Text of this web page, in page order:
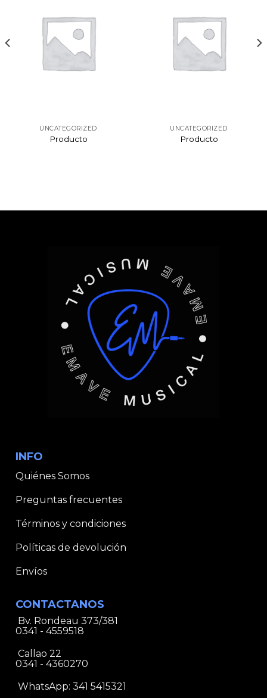
UNCATEGORIZED
Producto
UNCATEGORIZED
Producto
INFO
Quiénes Somos
Preguntas frecuentes
Términos y condiciones
Políticas de devolución
Envíos
CONTACTANOS
Bv. Rondeau 373/381
0341 - 4559518
Callao 22
0341 - 4360270
WhatsApp: 341 5415321